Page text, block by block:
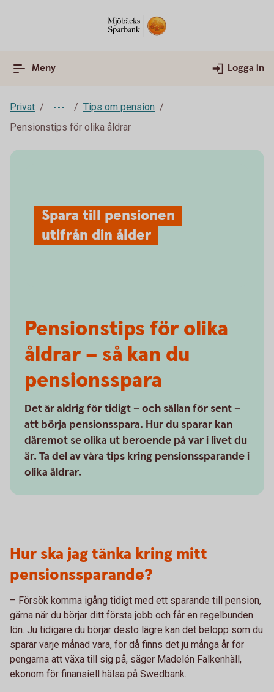
Meny Logga in
Privat
Tips om pension
Pensionstips för olika åldrar
Pensionstips för olika
åldrar – så kan du
pensionsspara
Det är aldrig för tidigt – och sällan för sent –
att börja pensionsspara. Hur du sparar kan
däremot se olika ut beroende på var i livet du
är. Ta del av våra tips kring pensionssparande i
olika åldrar.
Spara till pensionen
utifrån din ålder
Hur ska jag tänka kring mitt
pensionssparande?
– Försök komma igång tidigt med ett sparande till pension,
gärna när du börjar ditt första jobb och får en regelbunden
lön. Ju tidigare du börjar desto lägre kan det belopp som du
sparar varje månad vara, för då finns det ju många år för
pengarna att växa till sig på, säger Madelén Falkenhäll,
ekonom för finansiell hälsa på Swedbank.